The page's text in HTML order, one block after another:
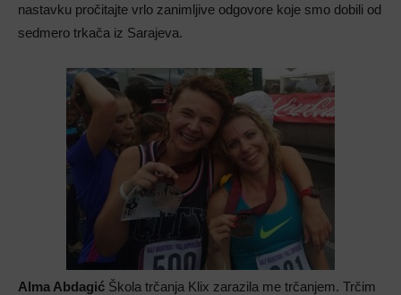
nastavku pročitajte vrlo zanimljive odgovore koje smo dobili od
sedmero trkača iz Sarajeva.
Alma Abdagić Škola trčanja Klix zarazila me trčanjem. Trčim